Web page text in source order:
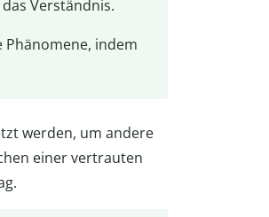
Verständnis.
indem
werden, um andere
einer vertrauten